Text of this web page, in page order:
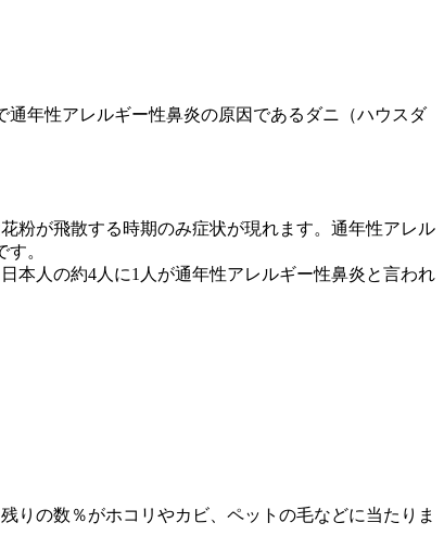
年性アレルギー性鼻炎の原因であるダニ（ハウスダ
粉が飛散する時期のみ症状が現れます。通年性アレル
。
本人の約4人に1人が通年性アレルギー性鼻炎と言われ
りの数％がホコリやカビ、ペットの毛などに当たりま